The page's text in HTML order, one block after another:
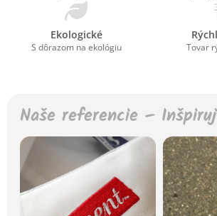
Ekologické
S dôrazom na ekológiu Tovar
Naše referencie –